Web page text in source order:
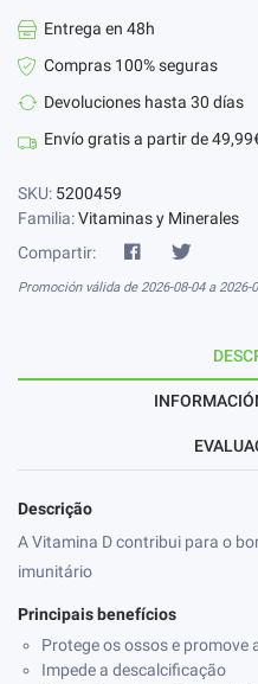
Entrega en 48h
Compras 100% seguras
Devoluciones hasta 30 días
Envío gratis a partir de
SKU: 5200459
Familia:Vitaminas y Minerales
Compartir:
Promoción válida de 2026-08-04 a
Descrição
A Vitamina D contribui para o
imunitário
Principais benefícios
Protege os ossos e promove
Impede a descalcificação